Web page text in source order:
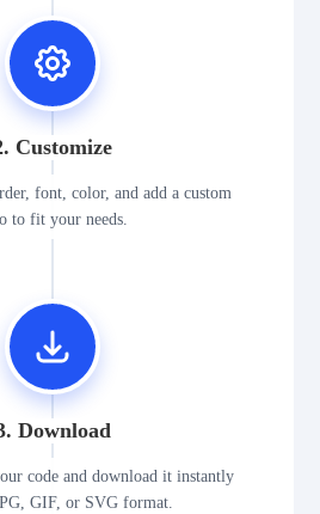
Customize
font, color, and add a custom
to fit your needs.
Download
code and download it instantly
GIF, or SVG format.